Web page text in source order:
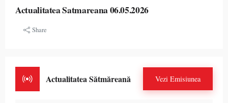
Actualitatea Satmareana 06.05.2026
Share
Actualitatea Sătmăreană Vezi Emisiunea